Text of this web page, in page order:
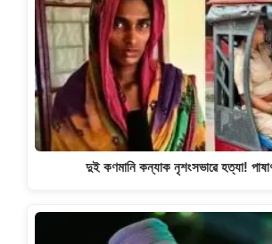
দুই কণমানি কন্যাক নৃশংসভাৱে হত্যা!